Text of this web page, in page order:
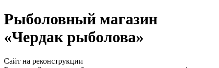
Рыболовный магазин
«Чердак рыболова»
Сайт на реконструкции